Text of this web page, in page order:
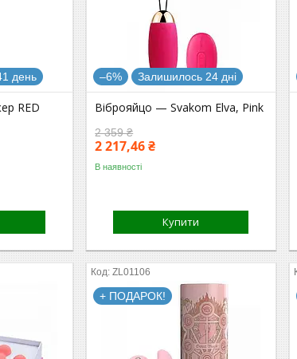
день
RED
–6% Залишилось 24 дні
Віброяйцо — Svakom Elva, Pink
2 359 ₴
2 217,46 ₴
В наявності
Купити
ZL01106
+ ПОДАРОК!